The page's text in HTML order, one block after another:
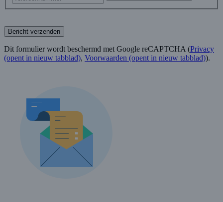
Bericht verzenden
Dit formulier wordt beschermd met Google reCAPTCHA (Privacy
(opent in nieuw tabblad), Voorwaarden (opent in nieuw tabblad)).